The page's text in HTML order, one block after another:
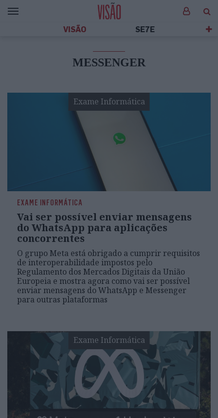
VISÃO SE7E
MESSENGER
Exame Informática
EXAME INFORMÁTICA
Vai ser possível enviar mensagens
do WhatsApp para aplicações
concorrentes
O grupo Meta está obrigado a cumprir requisitos
de interoperabilidade impostos pelo
Regulamento dos Mercados Digitais da União
Europeia e mostra agora como vai ser possível
enviar mensagens do WhatsApp e Messenger
para outras plataformas
Exame Informática